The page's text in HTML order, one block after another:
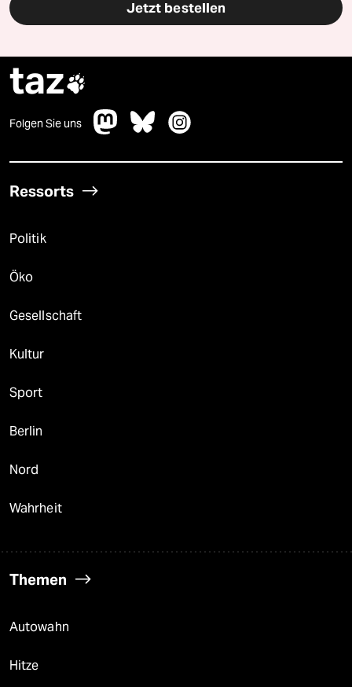
Jetzt bestellen
taz
Folgen Sie uns
Ressorts
Politik
Öko
Gesellschaft
Kultur
Sport
Berlin
Nord
Wahrheit
Themen
Autowahn
Hitze